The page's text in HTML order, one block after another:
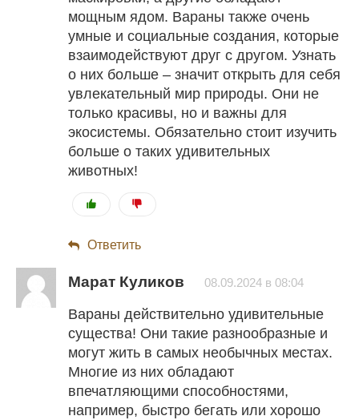
мощным ядом. Вараны также очень
умные и социальные создания, которые
взаимодействуют друг с другом. Узнать
о них больше – значит открыть для себя
увлекательный мир природы. Они не
только красивы, но и важны для
экосистемы. Обязательно стоит изучить
больше о таких удивительных
животных!
Ответить
Марат Куликов 08.09.2024 в 08:04
Вараны действительно удивительные
существа! Они такие разнообразные и
могут жить в самых необычных местах.
Многие из них обладают
впечатляющими способностями,
например, быстро бегать или хорошо